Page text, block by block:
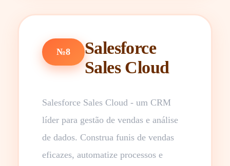
№8
Salesforce
Sales Cloud
Salesforce Sales Cloud - um CRM
líder para gestão de vendas e análise
de dados. Construa funis de vendas
eficazes, automatize processos e